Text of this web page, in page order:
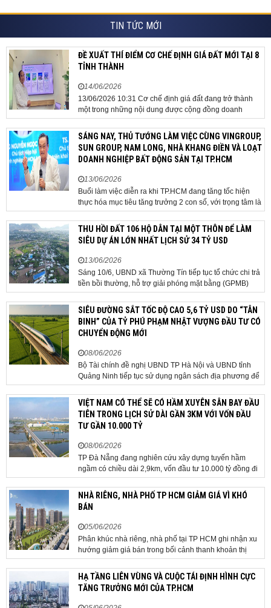
TIN TỨC MỚI
ĐỀ XUẤT THÍ ĐIỂM CƠ CHẾ ĐỊNH GIÁ ĐẤT MỚI TẠI 8
TỈNH THÀNH
14/06/2026
13/06/2026 10:31 Cơ chế định giá đất đang trở thành
một trong những nội dung được cộng đồng doanh
nghiệp, các chuyên gia và cơ quan quản lý đặc biệt
quan tâm khi tác động trực tiếp đến quá trình triển khai
dự án, thu hút đầu tư và sự phát triển ổn định của...
SÁNG NAY, THỦ TƯỚNG LÀM VIỆC CÙNG VINGROUP,
SUN GROUP, NAM LONG, NHÀ KHANG ĐIỀN VÀ LOẠT
DOANH NGHIỆP BẤT ĐỘNG SẢN TẠI TP.HCM
13/06/2026
Buổi làm việc diễn ra khi TP.HCM đang tăng tốc hiện
thực hóa mục tiêu tăng trưởng 2 con số, với trọng tâm là
giải ngân đầu tư công, hoàn thiện mô hình chính quyền
địa phương 2 cấp, phát triển nhà ở xã hội và xử lý các
vướng mắc về cơ chế, chính...
THU HỒI ĐẤT 106 HỘ DÂN TẠI MỘT THÔN ĐỂ LÀM
SIÊU DỰ ÁN LỚN NHẤT LỊCH SỬ 34 TỶ USD
13/06/2026
Sáng 10/6, UBND xã Thường Tín tiếp tục tổ chức chi trả
tiền bồi thường, hỗ trợ giải phóng mặt bằng (GPMB)
cho 106 hộ gia đình, cá nhân thuộc diện thu hồi đất để
thực hiện dự án Khu đô thị thể thao Quốc tế Hà Nội trên
địa bàn thôn Nhuệ Giang. Trong...
SIÊU ĐƯỜNG SẮT TỐC ĐỘ CAO 5,6 TỶ USD DO “TÂN
BINH” CỦA TỶ PHÚ PHẠM NHẬT VƯỢNG ĐẦU TƯ CÓ
CHUYỂN ĐỘNG MỚI
08/06/2026
Bộ Tài chính đề nghị UBND TP Hà Nội và UBND tỉnh
Quảng Ninh tiếp tục sử dụng ngân sách địa phương để
thực hiện công tác giải phóng mặt bằng đối với phần
tuyến đi qua địa bàn hai địa phương, bảo đảm tiến độ
triển khai. Bộ Tài chính vừa có công văn...
VIỆT NAM CÓ THỂ SẼ CÓ HẦM XUYÊN SÂN BAY ĐẦU
TIÊN TRONG LỊCH SỬ DÀI GẦN 3KM VỚI VỐN ĐẦU
TƯ GẦN 10.000 TỶ
08/06/2026
TP Đà Nẵng đang nghiên cứu xây dựng tuyến hầm
ngầm có chiều dài 2,9km, vốn đầu tư 10.000 tỷ đồng đi
qua sân bay quốc tế. TP Đà Nẵng đang nghiên cứu một
phương án hạ tầng mang tính đột phá khi đề xuất xây
dựng tuyến hầm ngầm xuyên qua khu vực sân...
NHÀ RIÊNG, NHÀ PHỐ TP HCM GIẢM GIÁ VÌ KHÓ
BÁN
05/06/2026
Phân khúc nhà riêng, nhà phố tại TP HCM ghi nhận xu
hướng giảm giá bán trong bối cảnh thanh khoản thị
trường suy yếu, người mua thận trọng. Sau hơn 5 tháng
rao bán căn nhà trong hẻm khu vực Bảy Hiền, anh
Minh, một chủ nhà tại TP HCM, chấp nhận hạ giá...
HẠ TẦNG LIÊN VÙNG VÀ CUỘC TÁI ĐỊNH HÌNH CỰC
TĂNG TRƯỞNG MỚI CỦA TP.HCM
HOÀN THÀNH
Đăng ký tư vấn trực tiếp 24/7:
0835182528 - 0819151818